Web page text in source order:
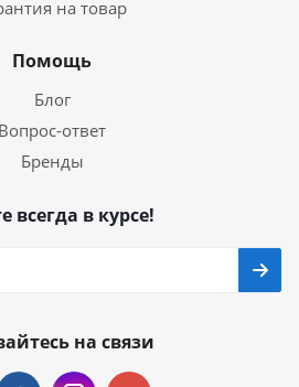
на товар
Помощь
Блог
Вопрос-ответ
Бренды
всегда в курсе!
на связи